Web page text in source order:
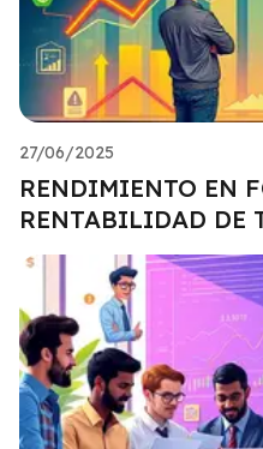
27/06/2025
RENDIMIENTO EN
RENTABILIDAD DE